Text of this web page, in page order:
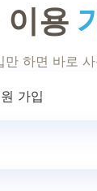
이용
만 하면 바로
가입